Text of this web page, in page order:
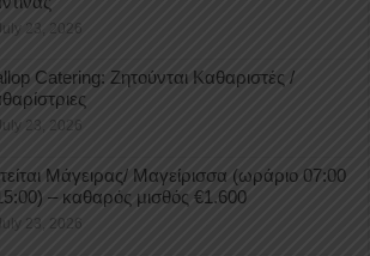
23, 2026
Catering: Ζητούνται Καθαριστές /
23, 2026
Μάγειρας/ Μαγείρισσα (ωράριο 07:00
– καθαρός μισθός €1.600
July 23, 2026